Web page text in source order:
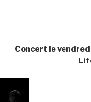
Concert le